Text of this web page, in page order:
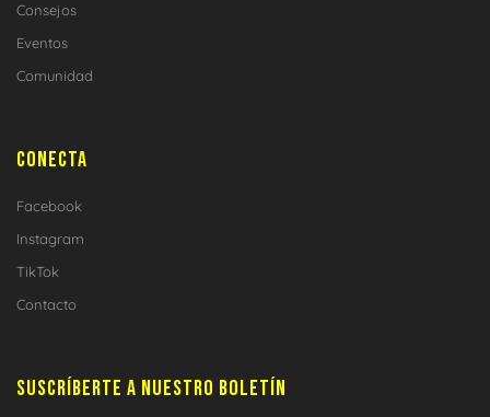
Consejos
Eventos
Comunidad
CONECTA
Facebook
Instagram
TikTok
Contacto
SUSCRÍBERTE A NUESTRO BOLETÍN